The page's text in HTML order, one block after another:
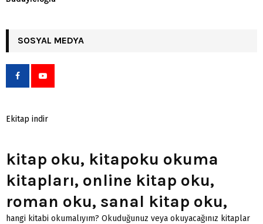
SOSYAL MEDYA
Ekitap indir
kitap oku, kitapoku okuma
kitapları, online kitap oku,
roman oku, sanal kitap oku,
hangi kitabi okumalıyım? Okuduğunuz veya okuyacağınız kitaplar